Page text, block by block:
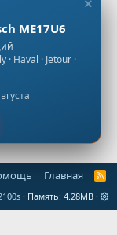
Главная
R
S
Память 4.28MB
ME17U6
· Haval · Jetour ·